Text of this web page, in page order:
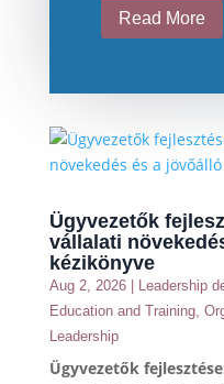
Read More
Ügyvezetők
vállalati
kézikönyve
Aug 2, 2026| Leadership
Education and Training,
Leadership
Ügyvezetők